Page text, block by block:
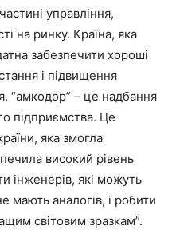
управління,
на ринку. Країна, яка
забезпечити хороші
і підвищення
“амкодор” – це надбання
підприємства. Це
яка змогла
високий рівень
інженерів, які можуть
аналогів, і робити
світовим зразкам”.